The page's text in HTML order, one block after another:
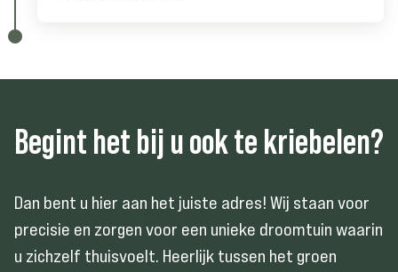
volgende stappen. Een vervolg stap is:
een locatie bezoek.
opdrachtgever te leren kennen.
Tijdens dit bezoek zullen we uw
samengestelde moodboard en
Begint het bij u ook te kriebelen?
Dan bent u hier aan het juiste adres! Wij staan voor
precisie en zorgen voor een unieke droomtuin waarin
u zichzelf thuisvoelt. Heerlijk tussen het groen